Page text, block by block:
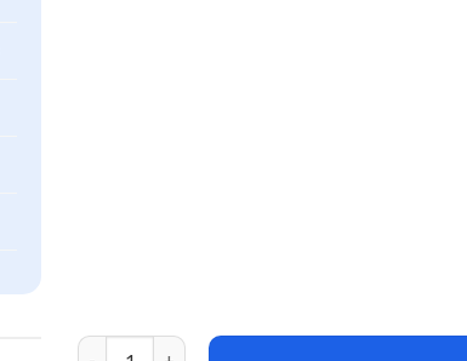
CSSIgniter Neto WordPress Themes v1.1.2 adet